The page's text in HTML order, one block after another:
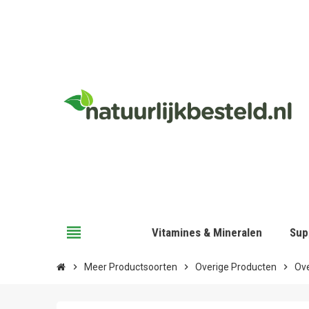
view_headline Vitamines & Mineralen
chevron_right Meer Productsoorten chevron_right Overige Producten chevron_right